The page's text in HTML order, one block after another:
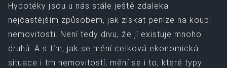
Hypotéky jsou u nás stále ještě zdaleka
nejčastějším způsobem, jak získat peníze na koupi
nemovitosti. Není tedy divu, že jí existuje mnoho
druhů. A s tím, jak se mění celková ekonomická
situace i trh nemovitostí, mění se i to, které typy